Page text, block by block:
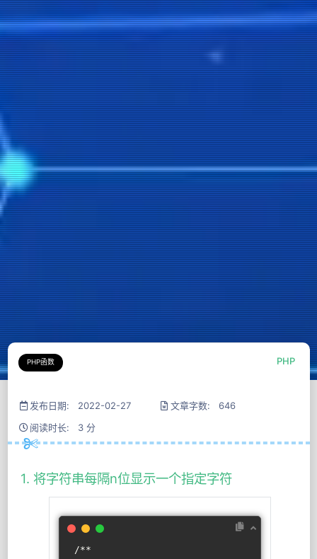
PHP函数 PHP
发布日期: 2022-02-27
文章字数: 646
阅读时长: 3 分
1. 将字符串每隔n位显示一个指定字符
/**